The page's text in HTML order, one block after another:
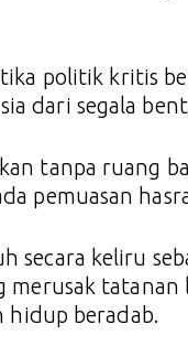
politik kritis
dari segala
tanpa ruang
pemuasan
secara keliru
tatanan
hidup beradab.